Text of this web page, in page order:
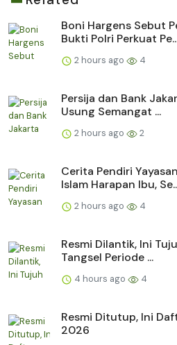
Boni Hargens Sebut
Bukti Polri Perkuat
2 hours ago 4
Persija dan Bank
Usung Semangat ...
2 hours ago 2
Cerita Pendiri
Islam Harapan Ibu,
2 hours ago 4
Resmi Dilantik, Ini
Tangsel Periode ...
4 hours ago 4
Resmi Ditutup, Ini
2026